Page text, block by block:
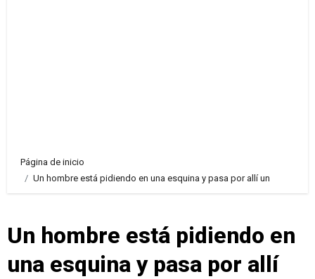
Página de inicio
Un hombre está pidiendo en una esquina y pasa por allí un
Un hombre está pidiendo en
una esquina y pasa por allí